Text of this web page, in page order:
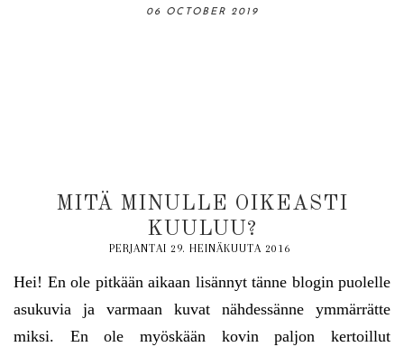
13 OCTOBER 2019
06 OCTOBER 2019
31 AUGUST 2019
18 AUGUST 2019
MITÄ MINULLE OIKEASTI
KUULUU?
PERJANTAI 29. HEINÄKUUTA 2016
Hei! En ole pitkään aikaan lisännyt tänne blogin puolelle
asukuvia ja varmaan kuvat nähdessänne ymmärrätte
miksi. En ole myöskään kovin paljon kertoillut